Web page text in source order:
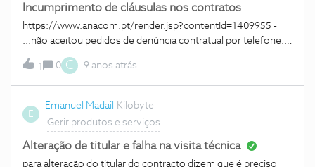
Incumprimento de cláusulas nos contratos
https://www.anacom.pt/render.jsp?contentId=1409955 -
...não aceitou pedidos de denúncia contratual por telefone...
- ...não indicou o prazo de 30 dias úteis para o envio da
documentação em falta... - ... não os informou, com caráter
concreto, das obrigações emergentes da denúncia... - ...não
aceitou 28 pedidos de denúncia apresentados num
endereço por si divulgado ao público... - ...não considerou
válidas, nas datas em que as recebeu, 16 denúncias
contratuais legíveis... - ...não informou 2 clientes acerca dos
períodos contratuais mínimos a que os mesmos estariam
1 0 C 9 anos atrás
E
Emanuel Madail
Kilobyte
Gerir produtos e serviços
Alteração de titular e falha na visita técnica
para alteração do titular do contracto dizem que é preciso